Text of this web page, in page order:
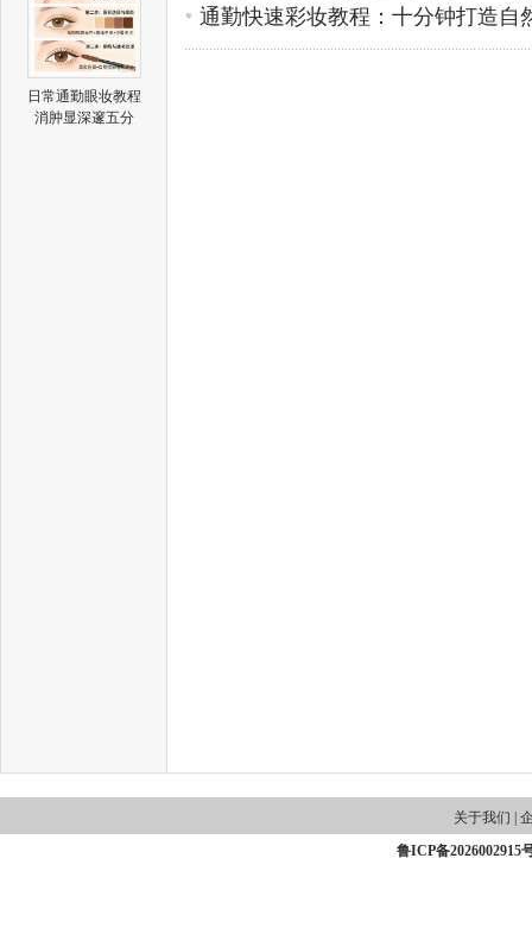
日常通勤眼妆教程
消肿显深邃五分
通勤快速彩妆教程：十分钟打造自
关于我们
鲁ICP备2026002915